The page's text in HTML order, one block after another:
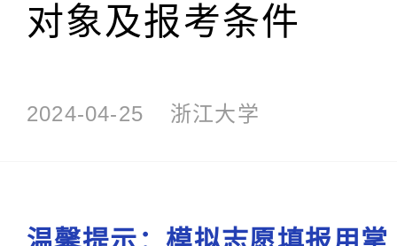
对象及报考条件
2024-04-25 浙江大学